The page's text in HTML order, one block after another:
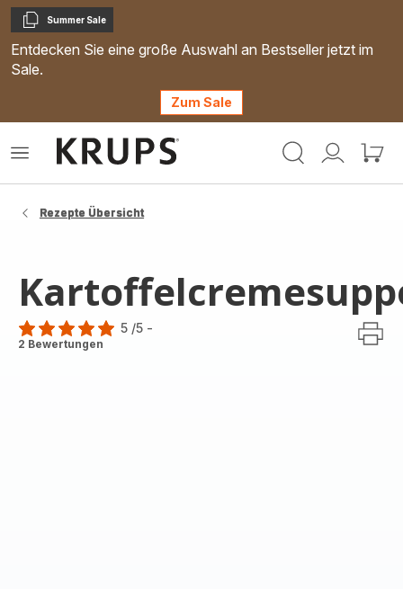
Kopieren
Summer Sale
Entdecken Sie eine große Auswahl an Bestseller jetzt im
Sale.
Zum Sale
Mein
Mein
Das
Rezepte Übersicht
Bewertung
5 /5 -
2 Bewertungen